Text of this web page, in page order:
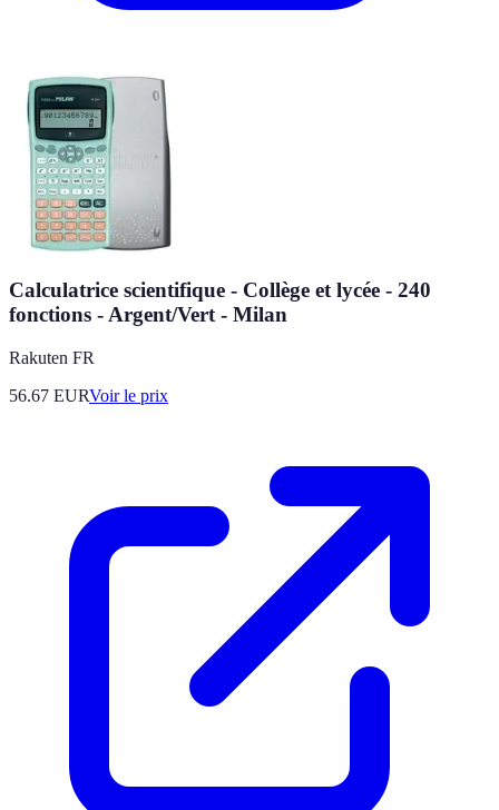
Calculatrice scientifique - Collège et lycée - 240
fonctions - Argent/Vert - Milan
Rakuten FR
56.67 EURVoir le prix